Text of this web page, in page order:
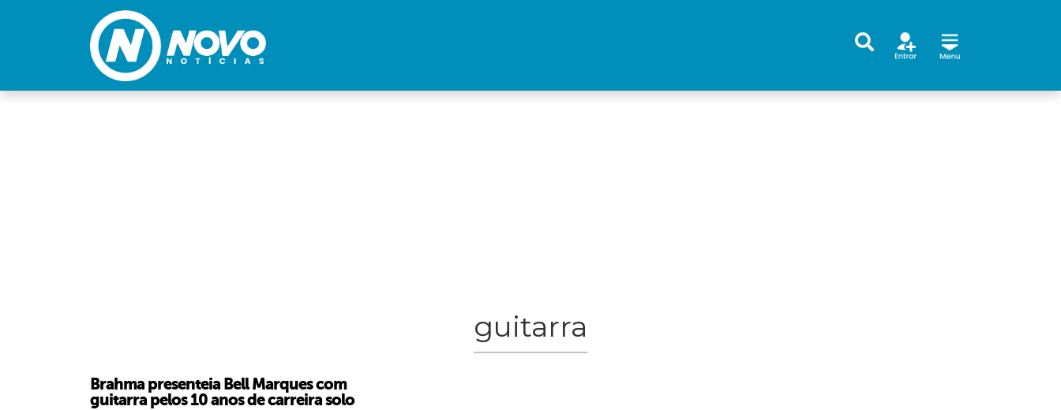
guitarra
Brahma presenteia Bell Marques com
guitarra pelos 10 anos de carreira solo